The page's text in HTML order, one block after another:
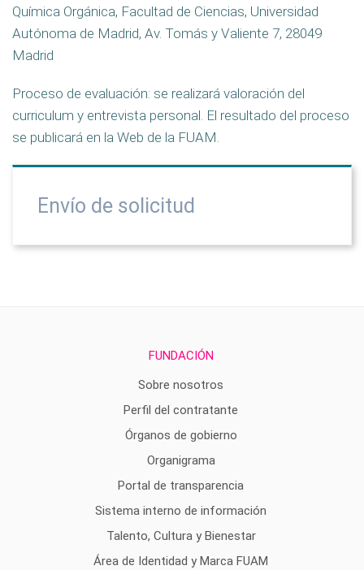
Química Orgánica, Facultad de Ciencias, Universidad
Autónoma de Madrid, Av. Tomás y Valiente 7, 28049
Madrid
Proceso de evaluación: se realizará valoración del
curriculum y entrevista personal. El resultado del proceso
se publicará en la Web de la FUAM.
Envío de solicitud
FUNDACIÓN
Sobre nosotros
Perfil del contratante
Órganos de gobierno
Organigrama
Portal de transparencia
Sistema interno de información
Talento, Cultura y Bienestar
Área de Identidad y Marca FUAM